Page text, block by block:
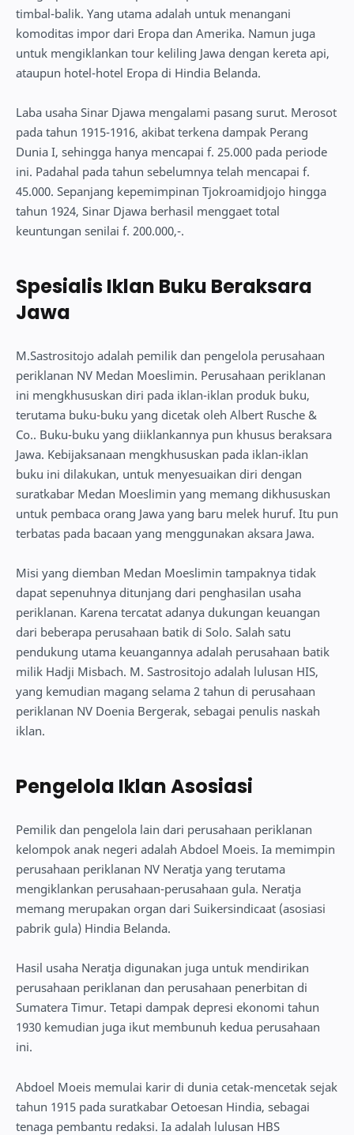
timbal-balik. Yang utama adalah untuk menangani
komoditas impor dari Eropa dan Amerika. Namun juga
untuk mengiklankan tour keliling Jawa dengan kereta api,
ataupun hotel-hotel Eropa di Hindia Belanda.
Laba usaha Sinar Djawa mengalami pasang surut. Merosot
pada tahun 1915-1916, akibat terkena dampak Perang
Dunia I, sehingga hanya mencapai f. 25.000 pada periode
ini. Padahal pada tahun sebelumnya telah mencapai f.
45.000. Sepanjang kepemimpinan Tjokroamidjojo hingga
tahun 1924, Sinar Djawa berhasil menggaet total
keuntungan senilai f. 200.000,-.
Spesialis Iklan Buku Beraksara
Jawa
M.Sastrositojo adalah pemilik dan pengelola perusahaan
periklanan NV Medan Moeslimin. Perusahaan periklanan
ini mengkhususkan diri pada iklan-iklan produk buku,
terutama buku-buku yang dicetak oleh Albert Rusche &
Co.. Buku-buku yang diiklankannya pun khusus beraksara
Jawa. Kebijaksanaan mengkhususkan pada iklan-iklan
buku ini dilakukan, untuk menyesuaikan diri dengan
suratkabar Medan Moeslimin yang memang dikhususkan
untuk pembaca orang Jawa yang baru melek huruf. Itu pun
terbatas pada bacaan yang menggunakan aksara Jawa.
Misi yang diemban Medan Moeslimin tampaknya tidak
dapat sepenuhnya ditunjang dari penghasilan usaha
periklanan. Karena tercatat adanya dukungan keuangan
dari beberapa perusahaan batik di Solo. Salah satu
pendukung utama keuangannya adalah perusahaan batik
milik Hadji Misbach. M. Sastrositojo adalah lulusan HIS,
yang kemudian magang selama 2 tahun di perusahaan
periklanan NV Doenia Bergerak, sebagai penulis naskah
iklan.
Pengelola Iklan Asosiasi
Pemilik dan pengelola lain dari perusahaan periklanan
kelompok anak negeri adalah Abdoel Moeis. Ia memimpin
perusahaan periklanan NV Neratja yang terutama
mengiklankan perusahaan-perusahaan gula. Neratja
memang merupakan organ dari Suikersindicaat (asosiasi
pabrik gula) Hindia Belanda.
Hasil usaha Neratja digunakan juga untuk mendirikan
perusahaan periklanan dan perusahaan penerbitan di
Sumatera Timur. Tetapi dampak depresi ekonomi tahun
1930 kemudian juga ikut membunuh kedua perusahaan
ini.
Abdoel Moeis memulai karir di dunia cetak-mencetak sejak
tahun 1915 pada suratkabar Oetoesan Hindia, sebagai
tenaga pembantu redaksi. Ia adalah lulusan HBS